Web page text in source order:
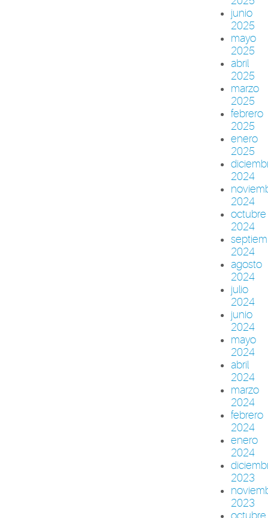
junio
2025
mayo
2025
abril
2025
marzo
2025
febrero
2025
enero
2025
2024
2024
octubre
2024
2024
agosto
2024
julio
2024
junio
2024
mayo
2024
abril
2024
marzo
2024
febrero
2024
enero
2024
2023
2023
octubre